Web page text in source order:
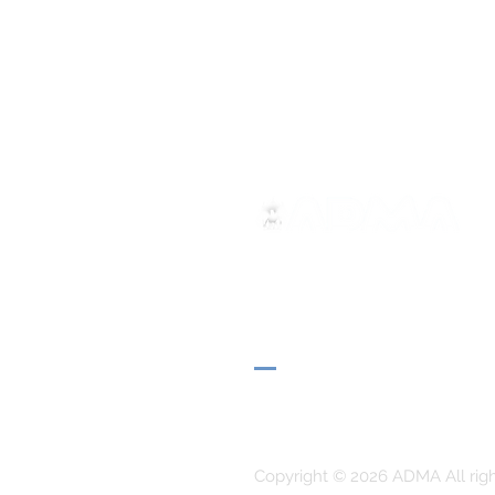
Copyright © 2026 ADMA All